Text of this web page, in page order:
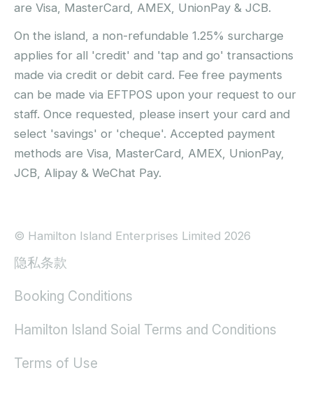
are Visa, MasterCard, AMEX, UnionPay & JCB.
On the island, a non-refundable 1.25% surcharge
applies for all 'credit' and 'tap and go' transactions
made via credit or debit card. Fee free payments
can be made via EFTPOS upon your request to our
staff. Once requested, please insert your card and
select 'savings' or 'cheque'. Accepted payment
methods are Visa, MasterCard, AMEX, UnionPay,
JCB, Alipay & WeChat Pay.
© Hamilton Island Enterprises Limited 2026
隐私条款
Booking Conditions
Hamilton Island Soial Terms and Conditions
Terms of Use